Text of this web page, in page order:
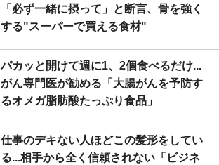
「必ず一緒に摂って」と断言、骨を強く
する"スーパーで買える食材"
パカッと開けて週に1、2個食べるだけ...
がん専門医が勧める「大腸がんを予防す
るオメガ脂肪酸たっぷり食品」
仕事のデキない人ほどこの髪形をしてい
る...相手から全く信頼されない「ビジネ